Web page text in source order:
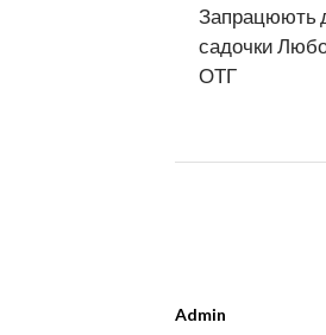
Запрацюють
садочки
ОТГ
Admin